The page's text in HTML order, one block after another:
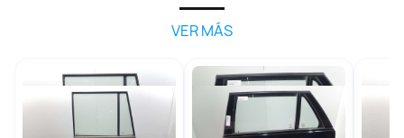
VER MÁS